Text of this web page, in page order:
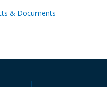
& Documents